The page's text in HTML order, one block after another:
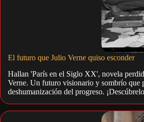
El futuro que Julio Verne quiso esconder
Hallan 'París en el Siglo XX', novela
Verne. Un futuro visionario y sombrío que
deshumanización del progreso.